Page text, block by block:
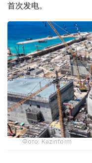
首次发电。
Фото: Kazinform